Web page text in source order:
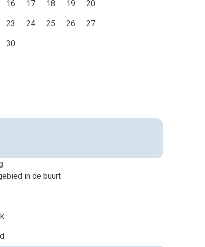
16 17 18 19 20
23 24 25 26 27
30
in de buurt